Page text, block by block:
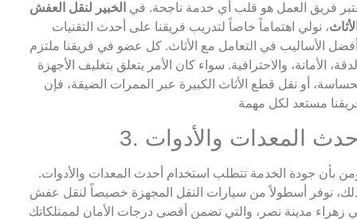
فريق العمل هو قلب أي خدمة ناجحة. في الخبير لنقل العفش
، نولي اهتماماً خاصاً لتدريب فريقنا على أحدث التقنيات
الأساليب في التعامل مع الأثاث. كل عضو في فريقنا ملتزم
الأمانة، والاحترافية. سواء كان الأمر يتعلق بتغليف الأجهزة
أو نقل قطع الأثاث الكبيرة عبر الممرات الضيقة، فإن
أحدث المعدات والأدوات
بأن جودة الخدمة تتطلب استخدام أحدث المعدات والأدوات.
نوفر أسطولاً من سيارات النقل المجهزة خصيصاً لنقل عفش
زهراء مدينة نصر، والتي تضمن أقصى درجات الأمان لممتلكاتك